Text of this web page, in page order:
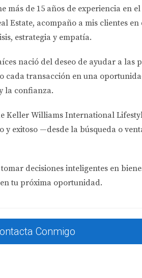
su cartera comprando
extranjeros, sí se ve
frente a otras monedas,
a ajustar su estrategia y
comprendan cómo estos
Laura y Carlos, podemos ver que
o ya lo has hecho y sientes
flexible ante los cambios del
bajos para los compradores
más de 15 años de experiencia en
Estate, acompaño a mis clientes
estrategia y empatía.
nació del deseo de ayudar a las
cada transacción en una
la confianza.
Keller Williams International
y exitoso —desde la búsqueda o
decisiones inteligentes en
tu próxima oportunidad.
Conmigo